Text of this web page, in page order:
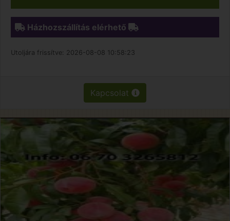
Házhozszállítás elérhető
Utoljára frissítve: 2026-08-08 10:58:23
Kapcsolat